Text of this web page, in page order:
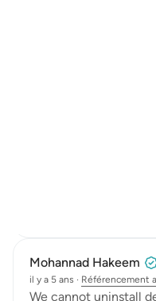
ayah 6:76-
We live in a society
majority's opinion,
prioritizes
mindset can
failure that's widely
Mohannad Hakeem
il y a 5 ans · Référencement
We cannot uninstall